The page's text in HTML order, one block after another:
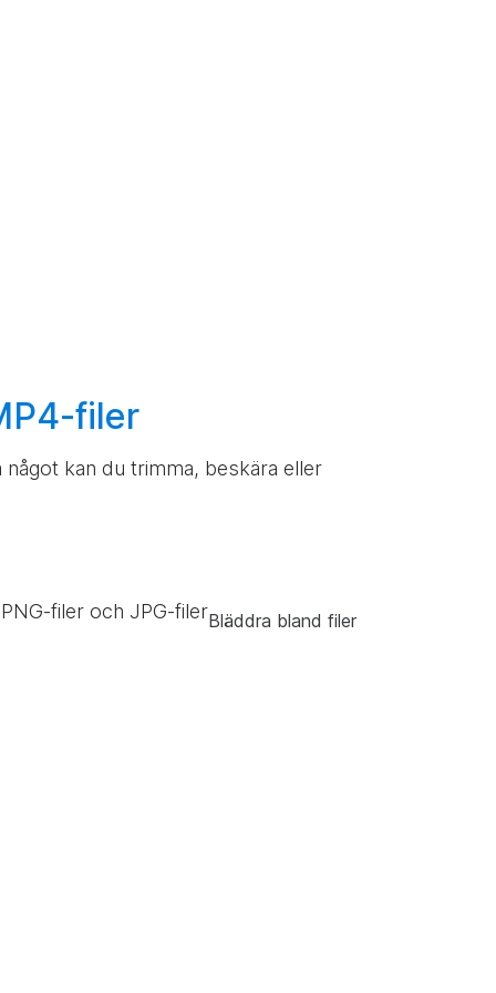
filer
kan du trimma, beskära eller
filer och JPG-filerBläddra bland filer